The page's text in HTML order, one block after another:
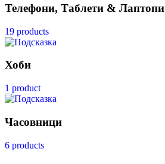
Телефони, Таблети & Лаптопи
19 products
Хоби
1 product
Часовници
6 products